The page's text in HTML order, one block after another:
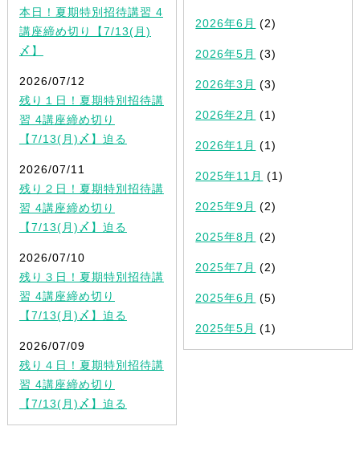
本日！夏期特別招待講習 4
講座締め切り【7/13(月)
〆】
2026/07/12
残り１日！夏期特別招待講
習 4講座締め切り
【7/13(月)〆】迫る
2026/07/11
残り２日！夏期特別招待講
習 4講座締め切り
【7/13(月)〆】迫る
2026/07/10
残り３日！夏期特別招待講
習 4講座締め切り
【7/13(月)〆】迫る
2026/07/09
残り４日！夏期特別招待講
習 4講座締め切り
【7/13(月)〆】迫る
2026年6月 (2)
2026年5月 (3)
2026年3月 (3)
2026年2月 (1)
2026年1月 (1)
2025年11月 (1)
2025年9月 (2)
2025年8月 (2)
2025年7月 (2)
2025年6月 (5)
2025年5月 (1)